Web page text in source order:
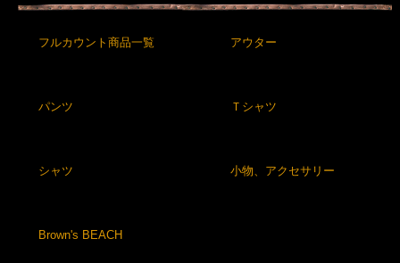
フルカウント商品一覧 アウター
パンツ Ｔシャツ
シャツ 小物、アクセサリー
Brown's BEACH